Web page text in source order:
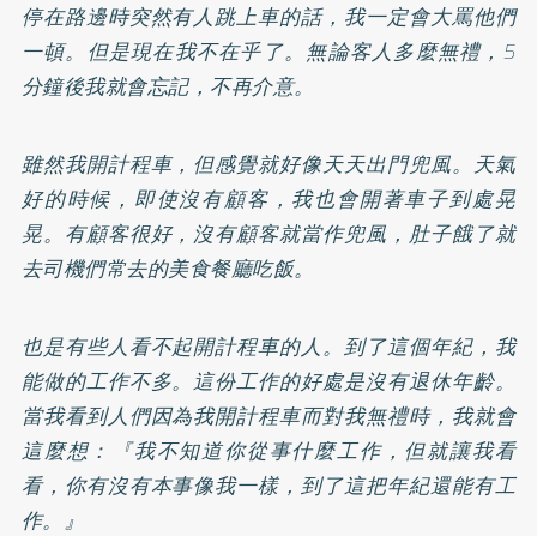
停在路邊時突然有人跳上車的話，我一定會大罵他們
一頓。但是現在我不在乎了。無論客人多麼無禮，5
分鐘後我就會忘記，不再介意。
雖然我開計程車，但感覺就好像天天出門兜風。天氣
好的時候，即使沒有顧客，我也會開著車子到處晃
晃。有顧客很好，沒有顧客就當作兜風，肚子餓了就
去司機們常去的美食餐廳吃飯。
也是有些人看不起開計程車的人。到了這個年紀，我
能做的工作不多。這份工作的好處是沒有退休年齡。
當我看到人們因為我開計程車而對我無禮時，我就會
這麼想：『我不知道你從事什麼工作，但就讓我看
看，你有沒有本事像我一樣，到了這把年紀還能有工
作。』